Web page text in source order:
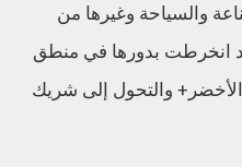
والسياحة وغيرها من
انخرطت بدورها في منطق
والتحول إلى شريك